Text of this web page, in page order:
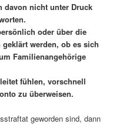
davon nicht unter Druck
oder über die
werden, ob es sich
Familienangehörige
fühlen, vorschnell
zu überweisen.
geworden sind, dann